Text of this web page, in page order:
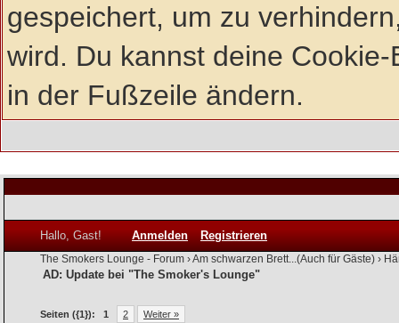
gespeichert, um zu
wird. Du kannst deine
in der Fußzeile ändern.
Hallo, Gast! Anmelden Registrieren
The Smokers Lounge - Forum ›Am schwarzen Brett...(Auch für Gäste) ›
AD: Update bei "The Smoker's Lounge"
Seiten ({1}): 1 2 Weiter »